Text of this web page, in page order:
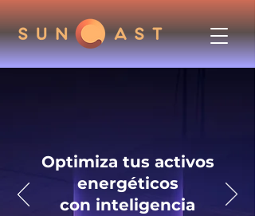
Optimiza tus activos
energéticos
con inteligencia